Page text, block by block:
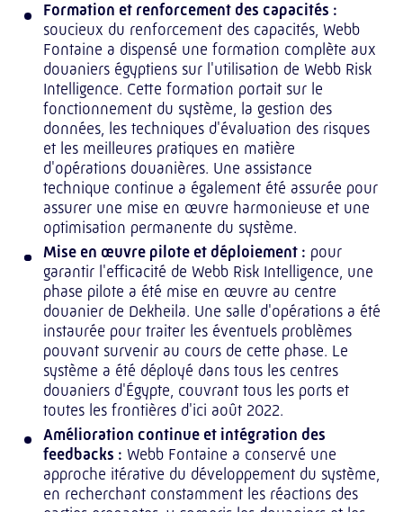
Formation et renforcement des capacités :
soucieux du renforcement des capacités, Webb
Fontaine a dispensé une formation complète aux
douaniers égyptiens sur l'utilisation de Webb Risk
Intelligence. Cette formation portait sur le
fonctionnement du système, la gestion des
données, les techniques d'évaluation des risques
et les meilleures pratiques en matière
d'opérations douanières. Une assistance
technique continue a également été assurée pour
assurer une mise en œuvre harmonieuse et une
optimisation permanente du système.
Mise en œuvre pilote et déploiement : pour
garantir l'efficacité de Webb Risk Intelligence, une
phase pilote a été mise en œuvre au centre
douanier de Dekheila. Une salle d'opérations a été
instaurée pour traiter les éventuels problèmes
pouvant survenir au cours de cette phase. Le
système a été déployé dans tous les centres
douaniers d'Égypte, couvrant tous les ports et
toutes les frontières d'ici août 2022.
Amélioration continue et intégration des
feedbacks : Webb Fontaine a conservé une
approche itérative du développement du système,
en recherchant constamment les réactions des